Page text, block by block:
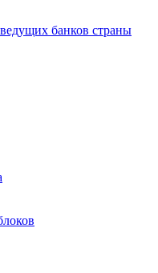
банков страны